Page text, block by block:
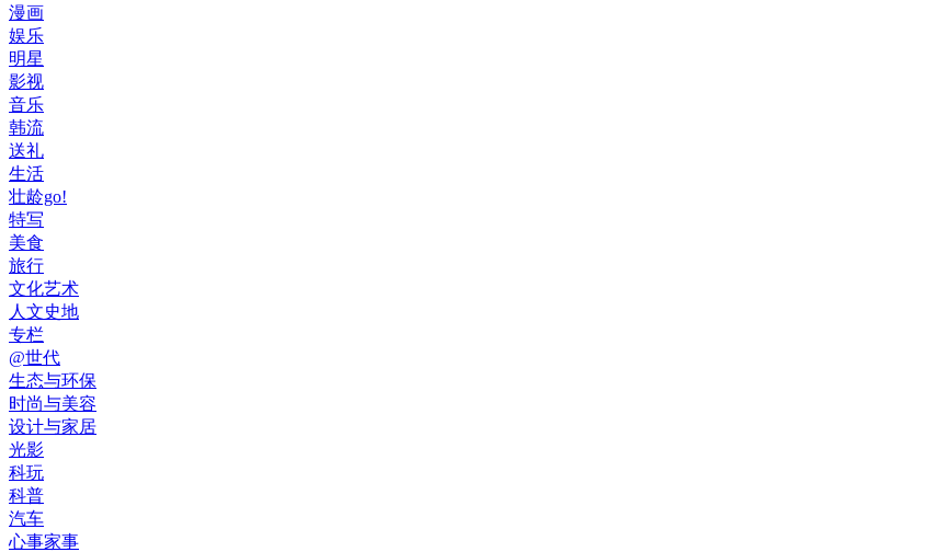
漫画
娱乐
明星
影视
音乐
韩流
送礼
生活
壮龄go!
特写
美食
旅行
文化艺术
人文史地
专栏
@世代
生态与环保
时尚与美容
设计与家居
光影
科玩
科普
汽车
心事家事